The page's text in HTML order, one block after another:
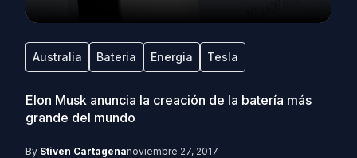
Australia Bateria Energia Tesla
Elon Musk anuncia la creación de la batería más
grande del mundo
By Stiven Cartagenanoviembre 27, 2017